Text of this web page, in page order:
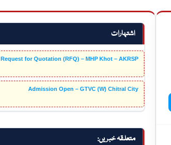
اشتہارات
Request for Quotation (RFQ) – MHP Khot – AKRSP
Admission Open – GTVC (W) Chitral City
متعلقہ خبریں: